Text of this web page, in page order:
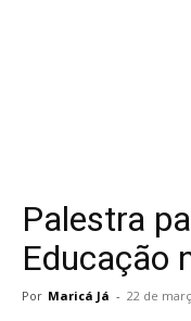
Palestra
Educação
Por Maricá Já - 22 de